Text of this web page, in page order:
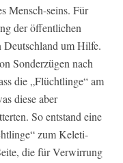
Mensch-seins. Für
der öffentlichen
Deutschland um Hilfe.
Sonderzügen nach
die „Flüchtlinge“ am
diese aber
So entstand eine
zum Keleti-
die für Verwirrung